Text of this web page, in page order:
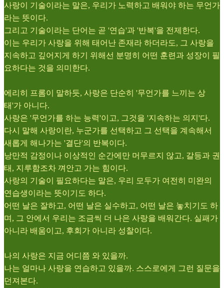
사랑이 기술이라는 말은, 우리가 노력하고 배워야 하는 무언가
라는 뜻이다.
그리고 기술이라는 단어는 곧 '연습'과 '반복'을 전제한다.
이는 우리가 사랑을 위해 태어난 존재라 하더라도, 그 사랑을
지속하고 깊어지게 하기 위해선 분명히 어떤 훈련과 성장이 필
요하다는 것을 의미한다.
에리히 프롬이 말하듯, 사랑은 단순히 '무언가를 느끼는 상
태'가 아니다.
사랑은 '무언가를 하는 능력'이고, 그것을 '지속하는 의지'다.
다시 말해 사랑이란, 누군가를 선택하고 그 선택을 계속해서
새롭게 해나가는 '결단'의 반복이다.
낭만적 감정이나 이상적인 순간에만 머무르지 않고, 갈등과 권
태, 지루함조차 껴안고 가는 힘이다.
사랑의 기술이 필요하다는 말은, 우리 모두가 여전히 미완의
연습생이라는 뜻이기도 하다.
어떤 날은 잘하고, 어떤 날은 실수하고, 어떤 날은 놓치기도 하
며, 그 안에서 우리는 조금씩 더 나은 사랑을 배워간다. 실패가
아니라 배움이고, 후회가 아니라 성찰이다.
나의 사랑은 지금 어디쯤 와 있을까.
나는 얼마나 사랑을 연습하고 있을까. 스스로에게 그런 질문을
던져본다.